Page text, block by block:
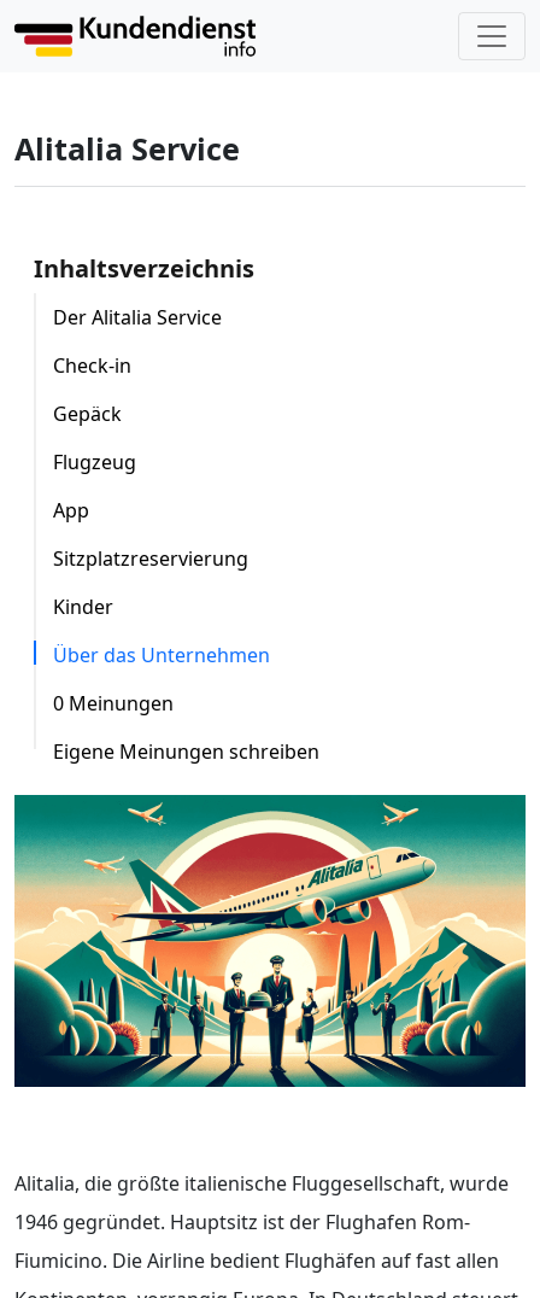
Alitalia Service
Inhaltsverzeichnis
Der Alitalia Service
Check-in
Gepäck
Flugzeug
App
Sitzplatzreservierung
Kinder
Über das Unternehmen
0 Meinungen
Eigene Meinungen schreiben
Alitalia, die größte italienische Fluggesellschaft, wurde
1946 gegründet. Hauptsitz ist der Flughafen Rom-
Fiumicino. Die Airline bedient Flughäfen auf fast allen